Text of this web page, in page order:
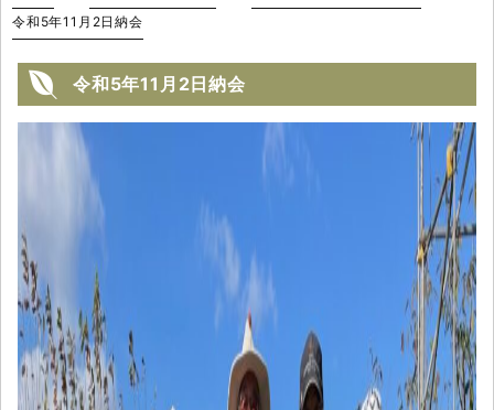
令和5年11月2日納会
令和5年11月2日納会